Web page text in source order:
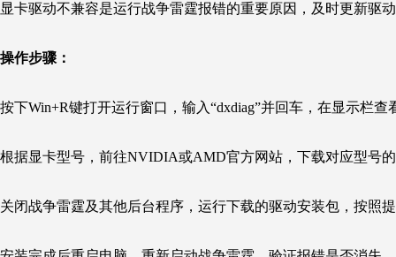
显卡驱动不兼容是运行战争雷霆报错的重要原因，及时更新驱
操作步骤：
按下Win+R键打开运行窗口，输入“dxdiag”并回车，在显示栏查
根据显卡型号，前往NVIDIA或AMD官方网站，下载对应型号
关闭战争雷霆及其他后台程序，运行下载的驱动安装包，按照